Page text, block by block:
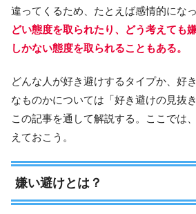
違ってくるため、たとえば感情的にな
どい態度を取られたり、どう考えても
しかない態度を取られることもある。
どんな人が好き避けするタイプか、好
なものかについては「好き避けの見抜
この記事を通して解説する。ここでは
えておこう。
嫌い避けとは？